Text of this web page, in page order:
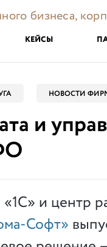
бизнеса,
КЕЙСЫ
НОВОСТИ
и
и центр
Софт»